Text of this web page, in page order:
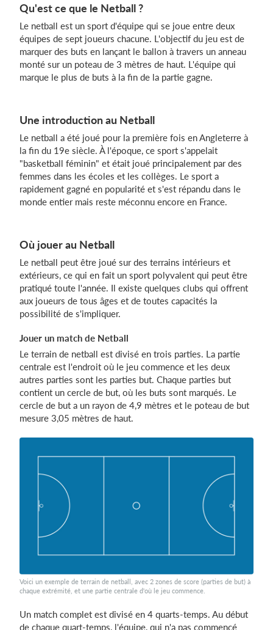
Qu'est ce que le Netball ?
Le netball est un sport d'équipe qui se joue entre deux
équipes de sept joueurs chacune. L'objectif du jeu est de
marquer des buts en lançant le ballon à travers un anneau
monté sur un poteau de 3 mètres de haut. L'équipe qui
marque le plus de buts à la fin de la partie gagne.
Une introduction au Netball
Le netball a été joué pour la première fois en Angleterre à
la fin du 19e siècle. À l'époque, ce sport s'appelait
"basketball féminin" et était joué principalement par des
femmes dans les écoles et les collèges. Le sport a
rapidement gagné en popularité et s'est répandu dans le
monde entier mais reste méconnu encore en France.
Où jouer au Netball
Le netball peut être joué sur des terrains intérieurs et
extérieurs, ce qui en fait un sport polyvalent qui peut être
pratiqué toute l'année. Il existe quelques clubs qui offrent
aux joueurs de tous âges et de toutes capacités la
possibilité de s'impliquer.
Jouer un match de Netball
Le terrain de netball est divisé en trois parties. La partie
centrale est l'endroit où le jeu commence et les deux
autres parties sont les parties but. Chaque parties but
contient un cercle de but, où les buts sont marqués. Le
cercle de but a un rayon de 4,9 mètres et le poteau de but
mesure 3,05 mètres de haut.
Voici un exemple de terrain de netball, avec 2 zones de score (parties de but) à
chaque extrémité, et une partie centrale d'où le jeu commence.
Un match complet est divisé en 4 quarts-temps. Au début
de chaque quart-temps, l'équipe, qui n'a pas commencé